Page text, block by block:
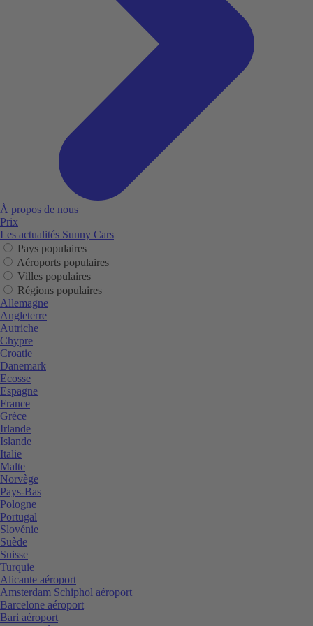
À propos de nous
Prix
Les actualités Sunny Cars
Pays populaires
Aéroports populaires
Villes populaires
Régions populaires
Allemagne
Angleterre
Autriche
Chypre
Croatie
Danemark
Ecosse
Espagne
France
Grèce
Irlande
Islande
Italie
Malte
Norvège
Pays-Bas
Pologne
Portugal
Slovénie
Suède
Suisse
Turquie
Alicante aéroport
Amsterdam Schiphol aéroport
Barcelone aéroport
Bari aéroport